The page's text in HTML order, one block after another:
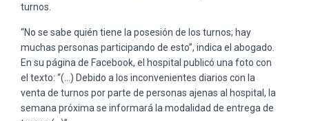
turnos.
“No se sabe quién tiene la posesión de los turnos; hay
muchas personas participando de esto”, indica el abogado.
En su página de Facebook, el hospital publicó una foto con
el texto: “(…) Debido a los inconvenientes diarios con la
venta de turnos por parte de personas ajenas al hospital, la
semana próxima se informará la modalidad de entrega de